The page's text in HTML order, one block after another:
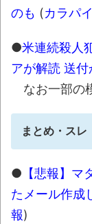
のも (カラパ
●米連続殺人
アが解読 送付
なお一部の
まとめ・ス
● 【悲報】
たメール作成
報)